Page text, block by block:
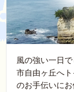
風の強い一日
市自由ヶ丘へ
のお手伝いに